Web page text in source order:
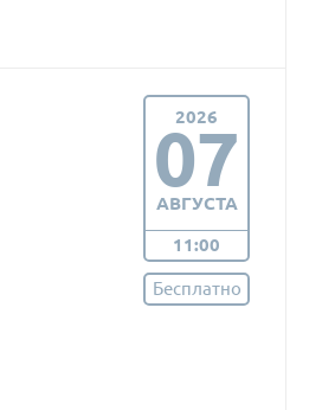
2026
07
АВГУСТА
11:00
Бесплатно